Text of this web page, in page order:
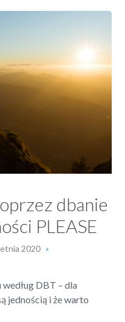
dbanie
PLEASE
2020
DBT – dla
jednością i że warto